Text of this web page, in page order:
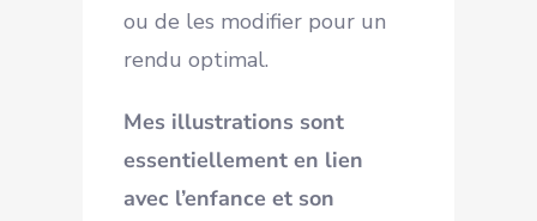
ou de les modifier pour un
rendu optimal.
Mes illustrations sont
essentiellement en lien
avec l’enfance et son